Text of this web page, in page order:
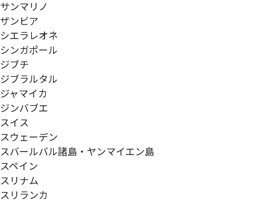
サンマリノ
ザンビア
シエラレオネ
シンガポール
ジブチ
ジブラルタル
ジャマイカ
ジンバブエ
スイス
スウェーデン
スバールバル諸島・ヤンマイエン島
スペイン
スリナム
スリランカ